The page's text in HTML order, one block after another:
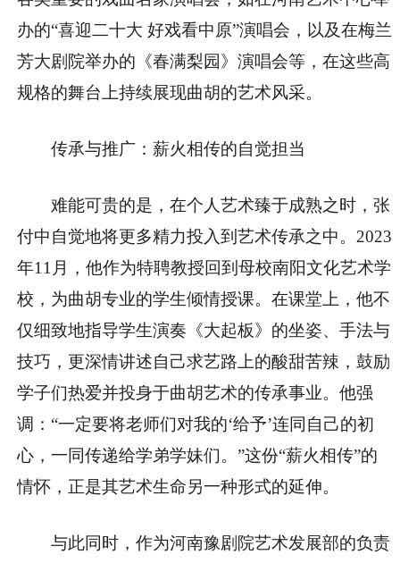
办的“喜迎二十大 好戏看中原”演唱会，以及在梅兰
芳大剧院举办的《春满梨园》演唱会等，在这些高
规格的舞台上持续展现曲胡的艺术风采。
传承与推广：薪火相传的自觉担当
难能可贵的是，在个人艺术臻于成熟之时，张
付中自觉地将更多精力投入到艺术传承之中。2023
年11月，他作为特聘教授回到母校南阳文化艺术学
校，为曲胡专业的学生倾情授课。在课堂上，他不
仅细致地指导学生演奏《大起板》的坐姿、手法与
技巧，更深情讲述自己求艺路上的酸甜苦辣，鼓励
学子们热爱并投身于曲胡艺术的传承事业。他强
调：“一定要将老师们对我的‘给予’连同自己的初
心，一同传递给学弟学妹们。”这份“薪火相传”的
情怀，正是其艺术生命另一种形式的延伸。
与此同时，作为河南豫剧院艺术发展部的负责